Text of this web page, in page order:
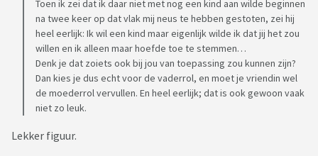
Toen ik zei dat ik daar niet met nog een kind aan wilde beginnen
na twee keer op dat vlak mij neus te hebben gestoten, zei hij
heel eerlijk: Ik wil een kind maar eigenlijk wilde ik dat jij het zou
willen en ik alleen maar hoefde toe te stemmen…
Denk je dat zoiets ook bij jou van toepassing zou kunnen zijn?
Dan kies je dus echt voor de vaderrol, en moet je vriendin wel
de moederrol vervullen. En heel eerlijk; dat is ook gewoon vaak
niet zo leuk.
Lekker figuur.